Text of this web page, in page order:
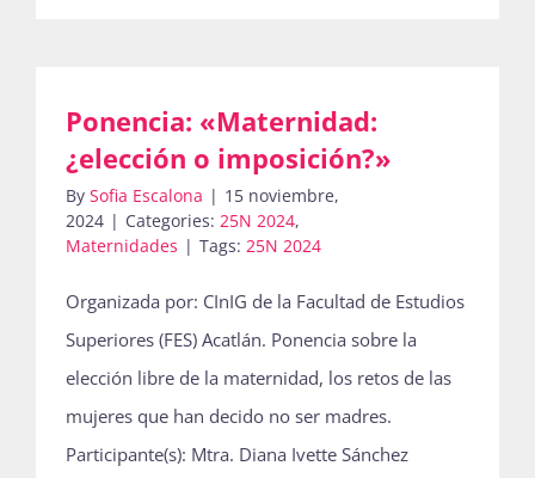
Ponencia: «Maternidad:
¿elección o imposición?»
By Sofia Escalona | 15 noviembre,
2024 | Categories: 25N 2024,
Maternidades | Tags: 25N 2024
Organizada por: CInIG de la Facultad de Estudios
Superiores (FES) Acatlán. Ponencia sobre la
elección libre de la maternidad, los retos de las
mujeres que han decido no ser madres.
Participante(s): Mtra. Diana Ivette Sánchez